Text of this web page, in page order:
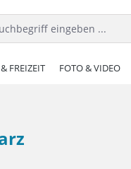
FREIZEIT FOTO & VIDEO